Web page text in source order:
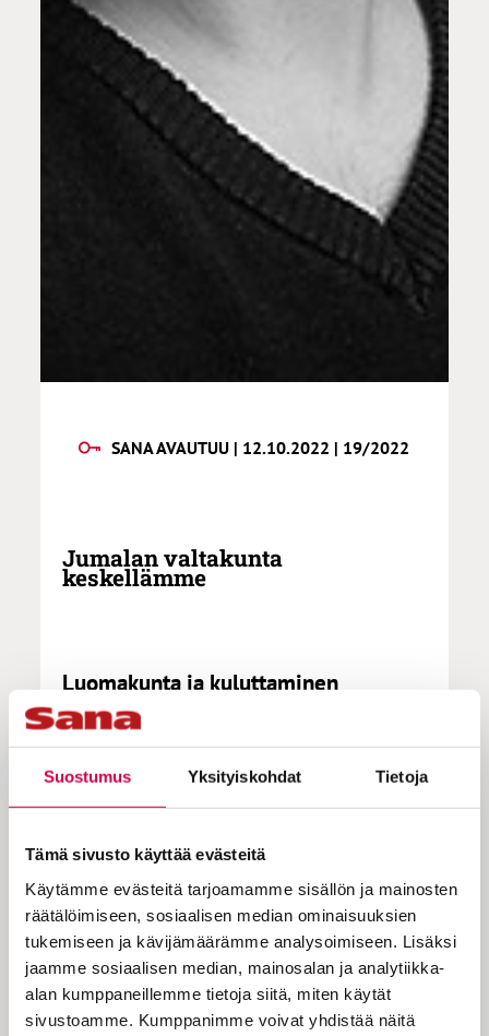
Suostumus Yksityiskohdat Tietoja
Tämä sivusto käyttää evästeitä
Käytämme evästeitä tarjoamamme sisällön ja mainosten
räätälöimiseen, sosiaalisen median ominaisuuksien
tukemiseen ja kävijämäärämme analysoimiseen. Lisäksi
jaamme sosiaalisen median, mainosalan ja analytiikka-
alan kumppaneillemme tietoja siitä, miten käytät
sivustoamme. Kumppanimme voivat yhdistää näitä
SANA AVAUTUU | 12.10.2022 | 19/2022
Jumalan valtakunta
keskellämme
Luomakunta ja kuluttaminen
Raamatussa 3/3
Ihmisen aikakaudella – laaja-alaisten,
alati vaikeutuvien ja monimuotoisten
keskellä – ei kenellekään meistä ole
tarjolla sivustakatsojan roolia. Onko
koko globaalia todellisuutta
koskettavan kärsimyksen
kohtaamisessa kyse myös Jumalan